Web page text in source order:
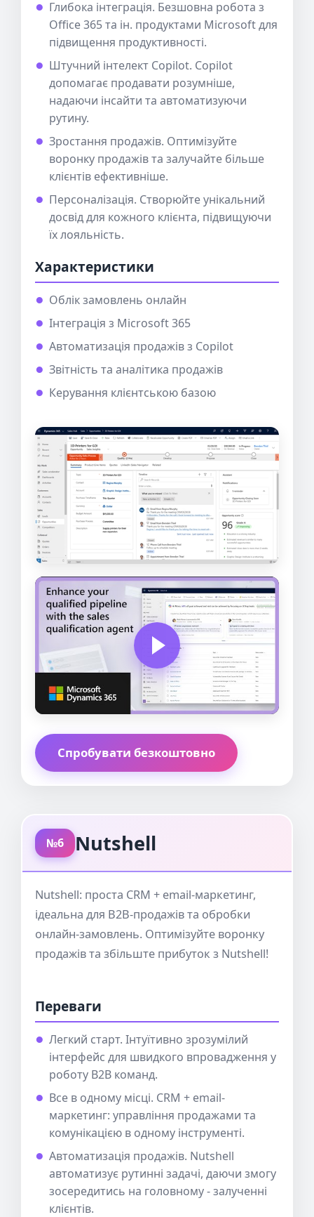
Глибока інтеграція. Безшовна робота з
Office 365 та ін. продуктами Microsoft для
підвищення продуктивності.
Штучний інтелект Copilot. Copilot
допомагає продавати розумніше,
надаючи інсайти та автоматизуючи
рутину.
Зростання продажів. Оптимізуйте
воронку продажів та залучайте більше
клієнтів ефективніше.
Персоналізація. Створюйте унікальний
досвід для кожного клієнта, підвищуючи
їх лояльність.
Характеристики
Облік замовлень онлайн
Інтеграція з Microsoft 365
Автоматизація продажів з Copilot
Звітність та аналітика продажів
Керування клієнтською базою
Спробувати безкоштовно
№6 Nutshell
Nutshell: проста CRM + email-маркетинг,
ідеальна для B2B-продажів та обробки
онлайн-замовлень. Оптимізуйте воронку
продажів та збільште прибуток з Nutshell!
Переваги
Легкий старт. Інтуїтивно зрозумілий
інтерфейс для швидкого впровадження у
роботу B2B команд.
Все в одному місці. CRM + email-
маркетинг: управління продажами та
комунікацією в одному інструменті.
Автоматизація продажів. Nutshell
автоматизує рутинні задачі, даючи змогу
зосередитись на головному - залученні
клієнтів.